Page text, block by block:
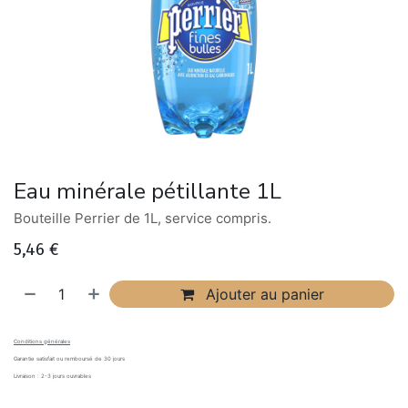
Eau minérale pétillante 1L
Bouteille Perrier de 1L, service compris.
5,46 €
Ajouter au panier
Conditions générales
Garantie satisfait ou remboursé de 30 jours
Livraison : 2-3 jours ouvrables